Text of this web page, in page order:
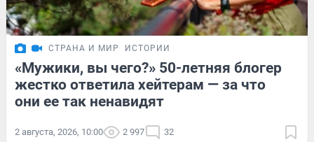
СТРАНА И МИР ИСТОРИИ
«Мужики, вы чего?» 50-летняя блогер
жестко ответила хейтерам — за что
они ее так ненавидят
2 августа, 2026, 10:00 2 997 32